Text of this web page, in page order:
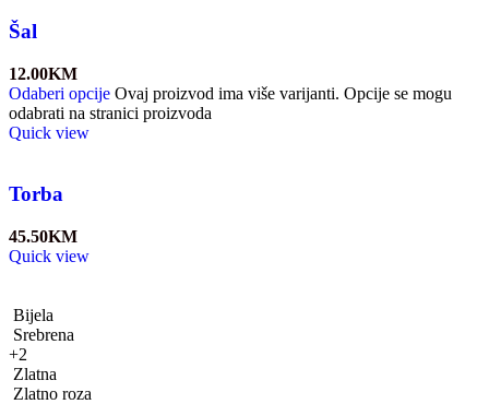
Šal
12.00KM
Odaberi opcije Ovaj proizvod ima više varijanti. Opcije se mogu
odabrati na stranici proizvoda
Quick view
Torba
45.50KM
Quick view
Bijela
Srebrena
+2
Zlatna
Zlatno roza